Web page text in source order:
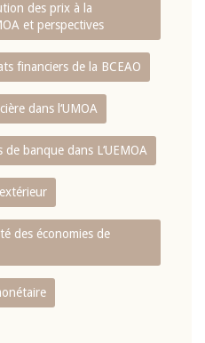
des prix à la
et perspectives
financiers de la BCEAO
dans l‘UMOA
banque dans L‘UEMOA
des économies de